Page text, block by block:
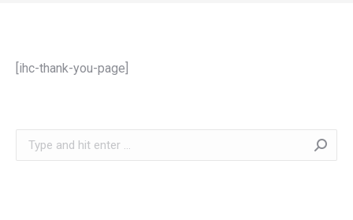
[ihc-thank-you-page]